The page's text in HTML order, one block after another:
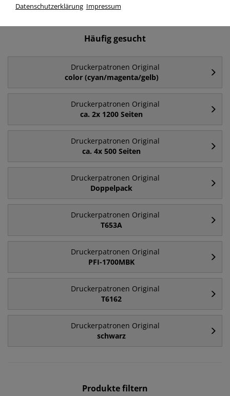
Häufig gesucht
Druckerpatronen Original
color (cyan/magenta/gelb)
Druckerpatronen Original
ca. 2x 1200 Seiten
Druckerpatronen Original
ca. 4x 500 Seiten
Druckerpatronen Original
Doppelpack
Druckerpatronen Original
T653A
Druckerpatronen Original
PFI-1700MBK
Druckerpatronen Original
T6162
Druckerpatronen Original
schwarz
Produkte filtern
Datenschutzerklärung Impressum